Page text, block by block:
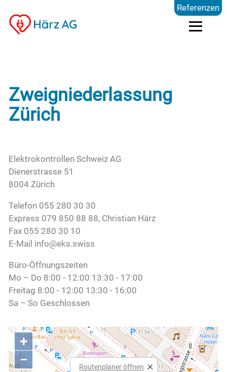
Kompetenzen
Referenzen
Über uns
Kontakt
Zweigniederlassung
Zürich
Elektrokontrollen Schweiz AG
Dienerstrasse 51
8004 Zürich
Telefon 055 280 30 30
Express 079 850 88 88, Christian Härz
Fax 055 280 30 10
E-Mail info@eks.swiss
Büro-Öffnungszeiten
Mo – Do 8:00 - 12:00 13:30 - 17:00
Freitag 8:00 - 12:00 13:30 - 16:00
Sa – So Geschlossen
Routenplaner öffnen
+
−
Referenzen